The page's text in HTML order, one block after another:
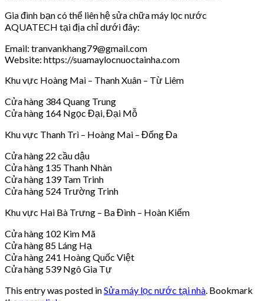
Gia đình bạn có thể liên hệ sửa chữa máy lọc nước
AQUATECH tại địa chỉ dưới đây:
Email: tranvankhang79@gmail.com
Website: https://suamaylocnuoctainha.com
Khu vực Hoàng Mai – Thanh Xuân – Từ Liêm
Cửa hàng 384 Quang Trung
Cửa hàng 164 Ngọc Đại, Đại Mỗ
Khu vực Thanh Trì – Hoàng Mai – Đống Đa
Cửa hàng 22 cầu dậu
Cửa hàng 135 Thanh Nhàn
Cửa hàng 139 Tam Trinh
Cửa hàng 524 Trường Trinh
Khu vực Hai Bà Trưng – Ba Đình – Hoàn Kiếm
Cửa hàng 102 Kim Mã
Cửa hàng 85 Láng Hạ
Cửa hàng 241 Hoàng Quốc Việt
Cửa hàng 539 Ngô Gia Tự
This entry was posted inSửa máy lọc nước tại nhà. Bookmark